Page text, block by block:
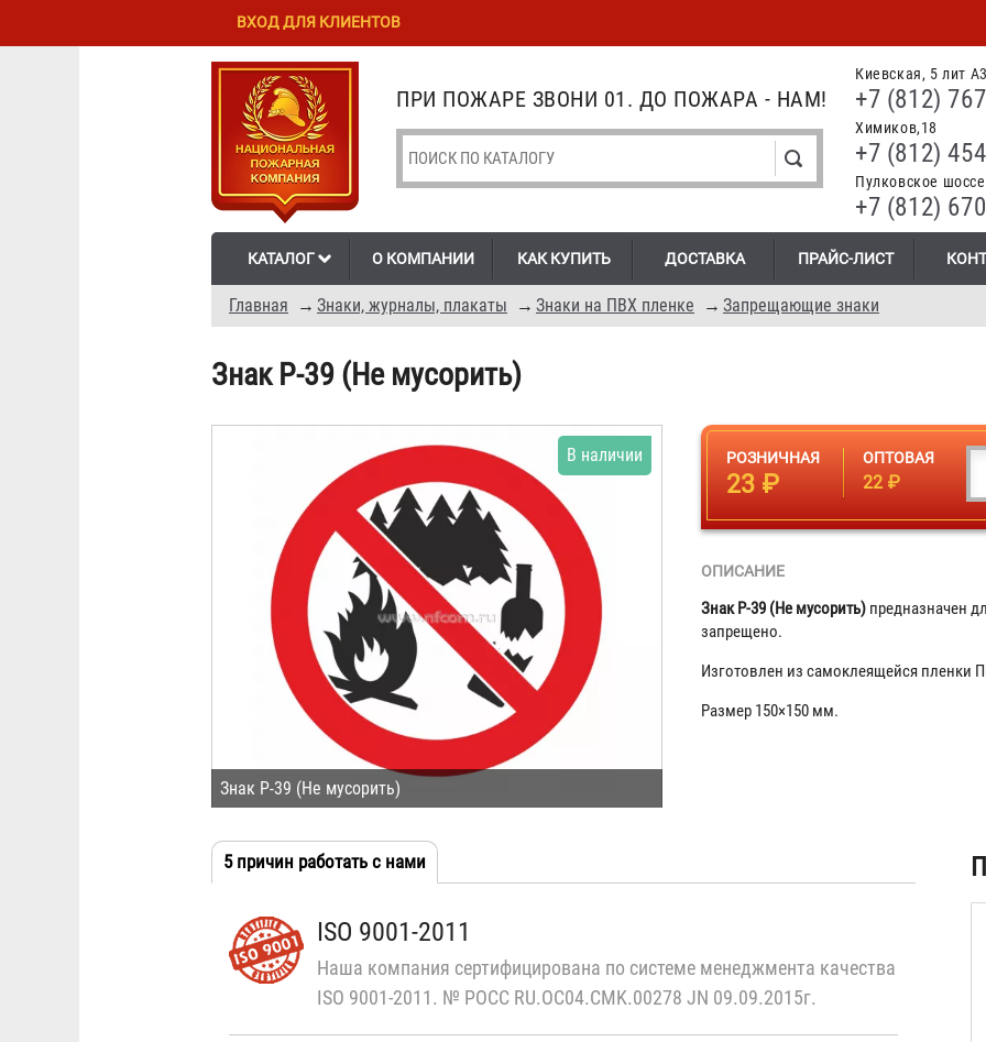
Перейти к
содержанию
Skip to
Киевская, 5 лит А3
+7 (812)
Химиков,18
+7 (812)
Пулковское
+7 (812)
ПРИ ПОЖАРЕ ЗВОНИ 01. ДО ПОЖАРА - НАМ!
КАТАЛОГ О КОМПАНИИ КАК КУПИТЬ ДОСТАВКА ПРАЙС-ЛИСТ
Главная → Знаки, журналы, плакаты → Знаки на ПВХ пленке → Запрещающие знаки
ВХОД ДЛЯ КЛИЕНТОВ
Знак P-39 (Не мусорить)
Знак P-39 (Не мусорить)
В наличии РОЗНИЧНАЯ
23 ₽
ОПТОВАЯ
22 ₽
ОПИСАНИЕ
Знак P-39 (Не мусорить) предназначен
запрещено.
Изготовлен из самоклеящейся пленки
Размер 150×150 мм.
Табы
5 причин работать с нами
ISO 9001-2011
Наша компания сертифицирована по системе менеджмента качества
ISO 9001-2011. № РОСС RU.OC04.CMK.00278 JN 09.09.2015г.